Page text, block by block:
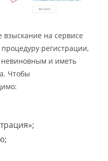
на сервисе
регистрации,
невиновным и иметь
Чтобы